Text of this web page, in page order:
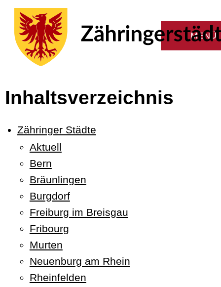
Inhaltsverzeichnis
Zähringer Städte
Aktuell
Bern
Bräunlingen
Burgdorf
Freiburg im Breisgau
Fribourg
Murten
Neuenburg am Rhein
Rheinfelden